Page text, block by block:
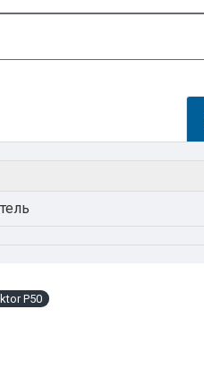
P50